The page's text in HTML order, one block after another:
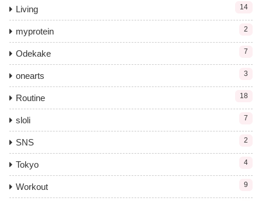
Living 14
myprotein 2
Odekake 7
onearts 3
Routine 18
sloli 7
SNS 2
Tokyo 4
Workout 9